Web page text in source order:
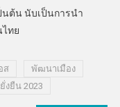
นต้น นับเป็นการนำ
ทย
ส
พัฒนาเมือง
งยืน 2023